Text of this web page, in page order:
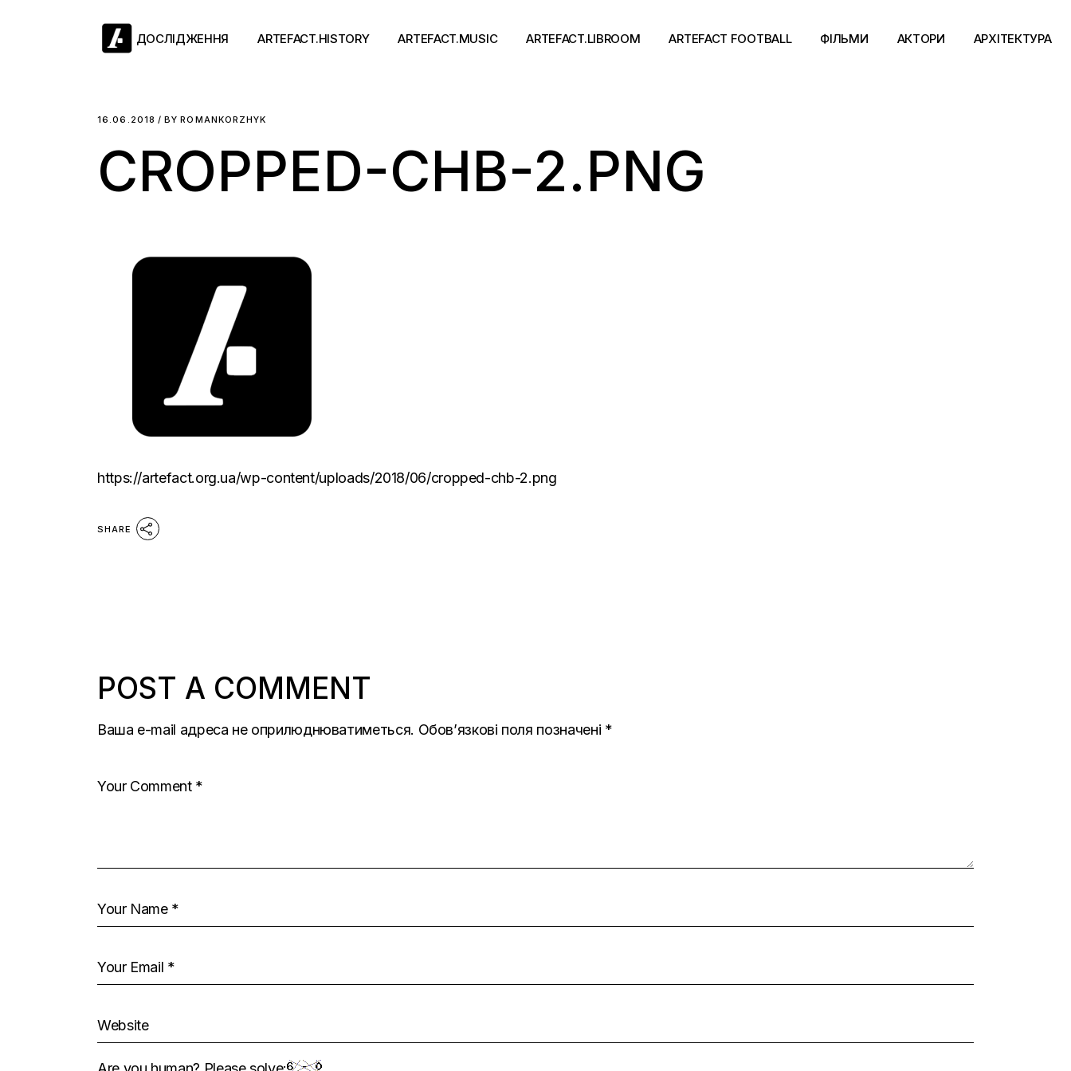
ДОСЛІДЖЕННЯ ARTEFACT.HISTORY
Античний двіж
Ранній модерн
ARTEFACT.MUSIC
Альбоми
Концерти
ARTEFACT.LIBROOM
Письменники
Події
ARTEFACT FOOTBALL ФІЛЬМИ АКТОРИ АРХІТЕКТУРА
16.06.2018 BY ROMANKORZHYK
CROPPED-CHB-2.PNG
https://artefact.org.ua/wp-content/uploads/2018/06/cropped-chb-2.png
SHARE
POST A COMMENT
Ваша e-mail адреса не оприлюднюватиметься. Обов’язкові поля позначені *